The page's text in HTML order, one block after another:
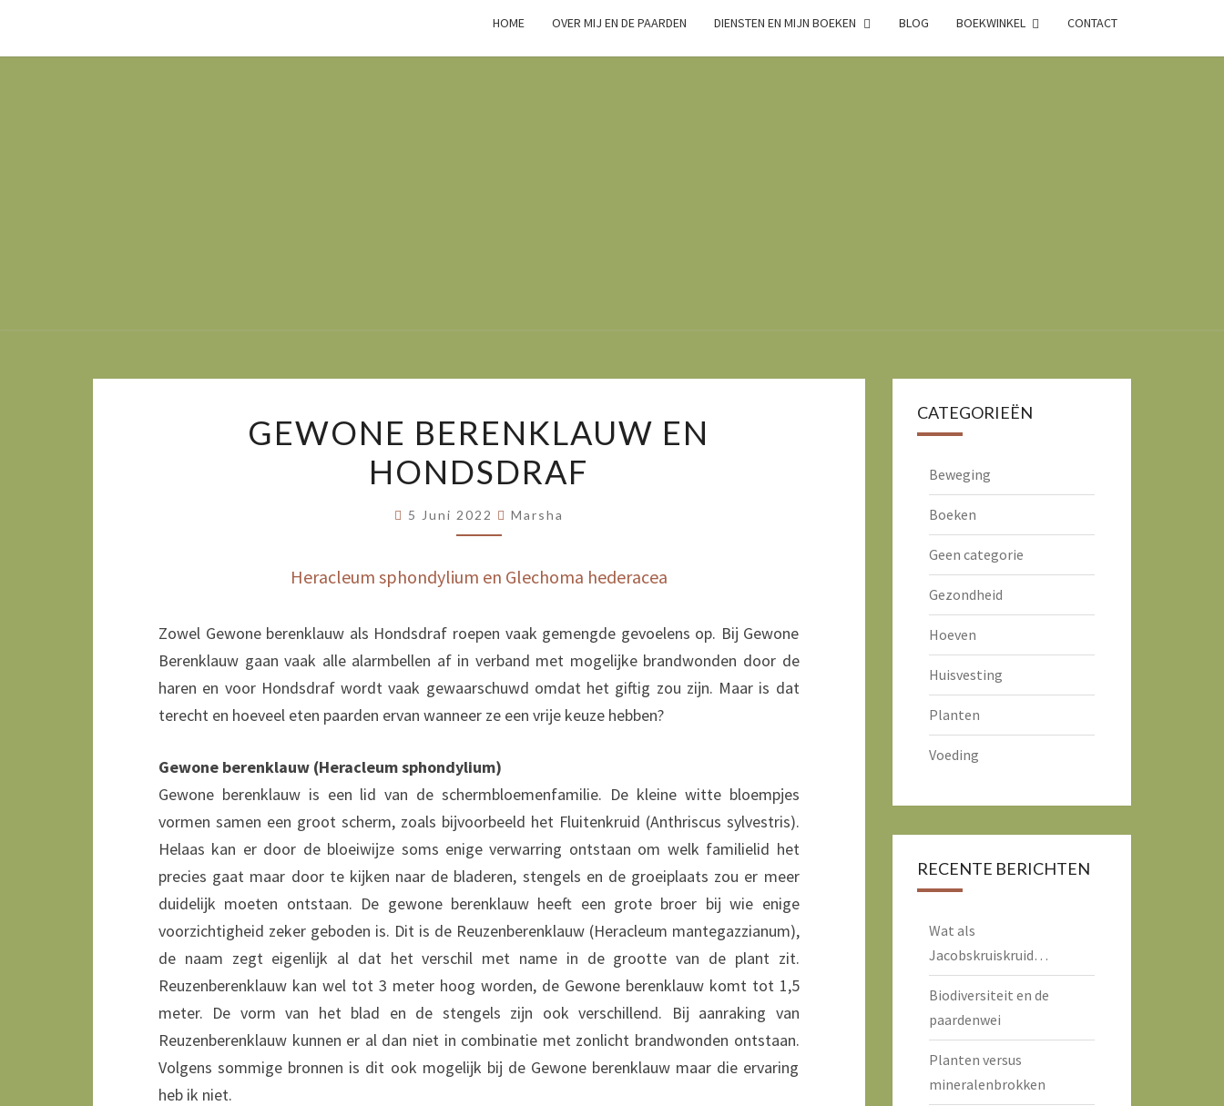
HOME OVER MIJ EN DE PAARDEN DIENSTEN EN MIJN BOEKEN BLOG BOEKWINKEL CONTACT
BERENKLAUW
EN
HONDSDRAF
GEWONE BERENKLAUW EN
HONDSDRAF
5 Juni 2022 Marsha
Heracleum sphondylium en Glechoma hederacea
Zowel Gewone berenklauw als Hondsdraf roepen vaak gemengde gevoelens op. Bij Gewone
Berenklauw gaan vaak alle alarmbellen af in verband met mogelijke brandwonden door de
haren en voor Hondsdraf wordt vaak gewaarschuwd omdat het giftig zou zijn. Maar is dat
terecht en hoeveel eten paarden ervan wanneer ze een vrije keuze hebben?
Gewone berenklauw (Heracleum sphondylium)
Gewone berenklauw is een lid van de schermbloemenfamilie. De kleine witte bloempjes
vormen samen een groot scherm, zoals bijvoorbeeld het Fluitenkruid (Anthriscus sylvestris).
Helaas kan er door de bloeiwijze soms enige verwarring ontstaan om welk familielid het
precies gaat maar door te kijken naar de bladeren, stengels en de groeiplaats zou er meer
duidelijk moeten ontstaan. De gewone berenklauw heeft een grote broer bij wie enige
voorzichtigheid zeker geboden is. Dit is de Reuzenberenklauw (Heracleum mantegazzianum),
de naam zegt eigenlijk al dat het verschil met name in de grootte van de plant zit.
Reuzenberenklauw kan wel tot 3 meter hoog worden, de Gewone berenklauw komt tot 1,5
meter. De vorm van het blad en de stengels zijn ook verschillend. Bij aanraking van
Reuzenberenklauw kunnen er al dan niet in combinatie met zonlicht brandwonden ontstaan.
Volgens sommige bronnen is dit ook mogelijk bij de Gewone berenklauw maar die ervaring
heb ik niet.
CATEGORIEËN
Beweging
Boeken
Geen categorie
Gezondheid
Hoeven
Huisvesting
Planten
Voeding
RECENTE BERICHTEN
Wat als
Jacobskruiskruid…
Biodiversiteit en de
paardenwei
Planten versus
mineralenbrokken